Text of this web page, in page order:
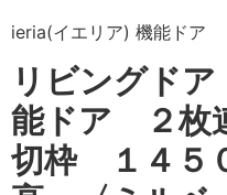
ieria(イエリア) 機能ドア
リビングド
能ドア ２
切枠 １４５